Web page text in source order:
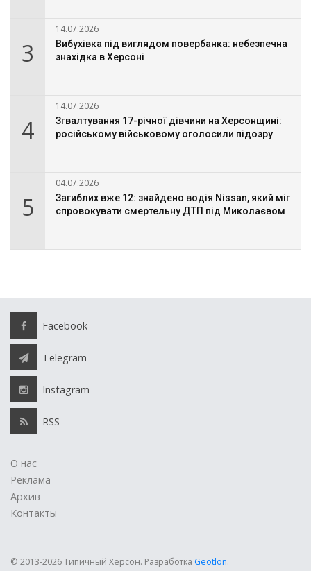
3
14.07.2026
Вибухівка під виглядом повербанка: небезпечна
знахідка в Херсоні
4
14.07.2026
Згвалтування 17-річної дівчини на Херсонщині:
російському військовому оголосили підозру
5
04.07.2026
Загиблих вже 12: знайдено водія Nissan, який міг
спровокувати смертельну ДТП під Миколаєвом
Facebook
Telegram
Instagram
RSS
О нас
Реклама
Архив
Контакты
© 2013-2026 Типичный Херсон. Разработка Geotlon.